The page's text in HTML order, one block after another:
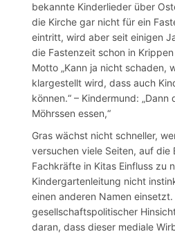
bekannte Kinderlieder über
die Kirche gar nicht für ein
eintritt, wird aber seit einigen
die Fastenzeit schon in
Motto „Kann ja nicht schaden,
klargestellt wird, dass auch
können.“ – Kindermund:
Möhrssen essen,“
Gras wächst nicht schneller,
versuchen viele Seiten, auf die
Fachkräfte in Kitas Einfluss zu
Kindergartenleitung nicht
einen anderen Namen
gesellschaftspolitischer
daran, dass dieser mediale